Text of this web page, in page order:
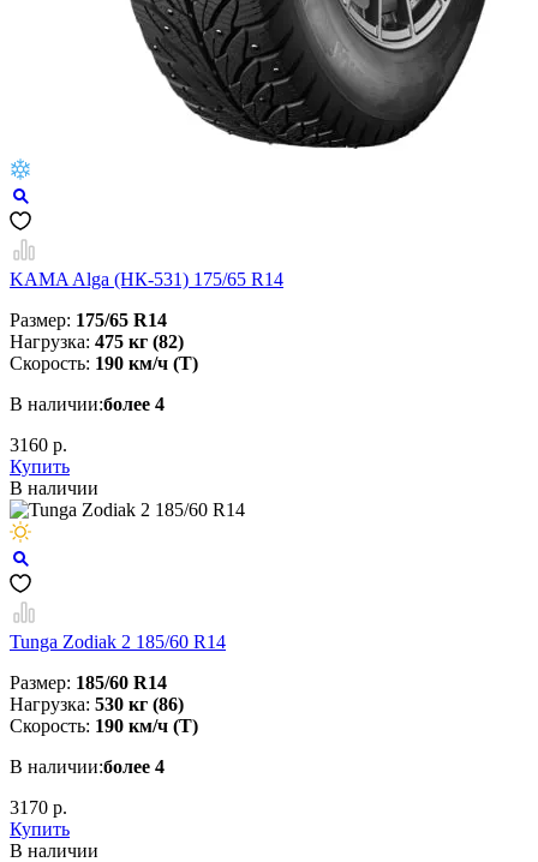
KAMA Alga (НК-531) 175/65 R14
Размер: 175/65 R14
Нагрузка: 475 кг (82)
Скорость: 190 км/ч (T)
В наличии:более 4
3160 р.
Купить
В наличии
Tunga Zodiak 2 185/60 R14
Размер: 185/60 R14
Нагрузка: 530 кг (86)
Скорость: 190 км/ч (T)
В наличии:более 4
3170 р.
Купить
В наличии